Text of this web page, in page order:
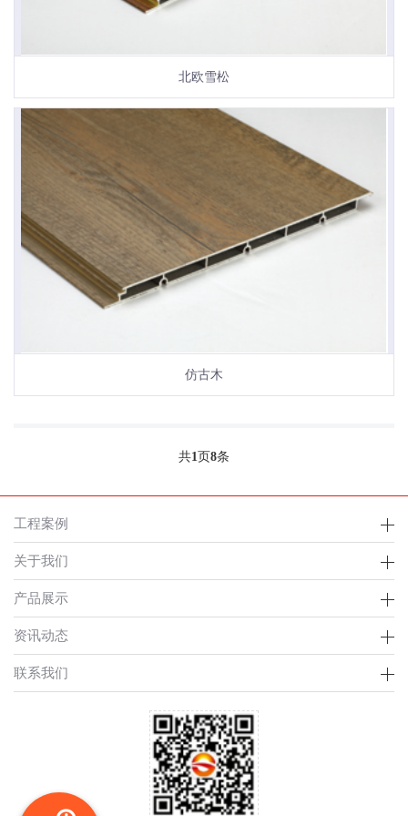
北欧雪松
仿古木
共1页8条
工程案例
关于我们
产品展示
资讯动态
联系我们